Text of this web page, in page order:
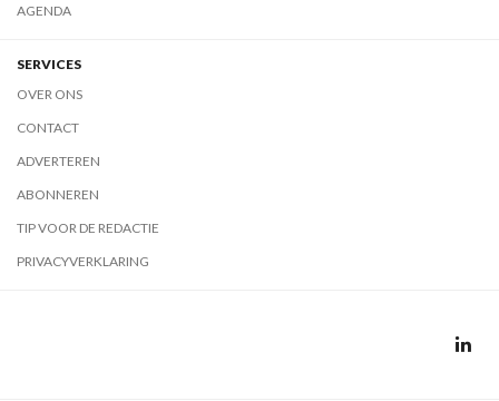
AGENDA
SERVICES
OVER ONS
CONTACT
ADVERTEREN
ABONNEREN
TIP VOOR DE REDACTIE
PRIVACYVERKLARING